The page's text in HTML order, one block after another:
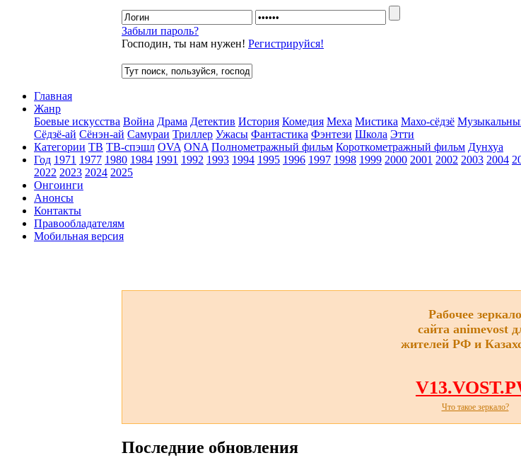
Забыли пароль?
Господин, ты нам нужен! Регистрируйся!
Главная
Жанр
Боевые искусства Война Драма Детектив История Комедия Меха Мистика Махо-сёдзё
Сёдзё-ай Сёнэн-ай Самураи Триллер Ужасы Фантастика Фэнтези Школа Этти
Категории ТВ ТВ-спэшл OVA ONA Полнометражный фильм Короткометражный фильм Дунхуа
Год 1971 1977 1980 1984 1991 1992 1993 1994 1995 1996 1997 1998 1999 2000 2001 2002 2003 2004
2022 2023 2024 2025
Онгоинги
Анонсы
Контакты
Правообладателям
Мобильная версия
Рабочее зеркало
сайта animevost
жителей РФ и
Что такое зеркало?
Последние обновления